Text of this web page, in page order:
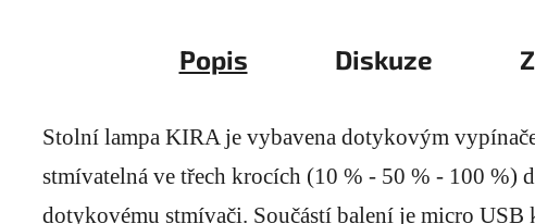
Popis Diskuze
Stolní lampa KIRA je vybavena dotykovým
stmívatelná ve třech krocích (10 % - 50 % - 100 %)
dotykovému stmívači. Součástí balení je micro USB